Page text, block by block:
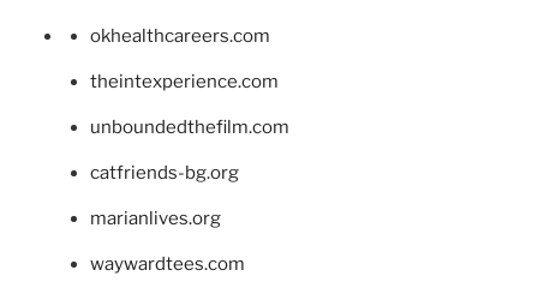
okhealthcareers.com
theintexperience.com
unboundedthefilm.com
catfriends-bg.org
marianlives.org
waywardtees.com